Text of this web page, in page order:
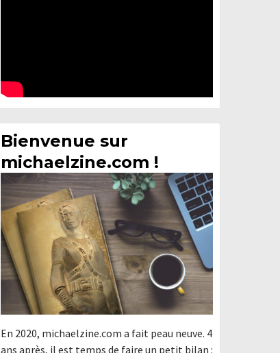
Bienvenue sur
michaelzine.com !
En 2020, michaelzine.com a fait peau neuve. 4
ans après, il est temps de faire un petit bilan :